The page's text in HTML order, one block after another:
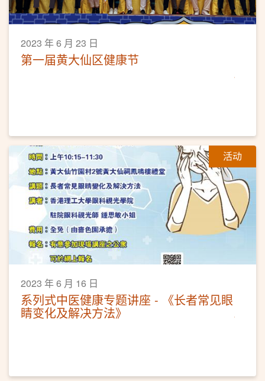
2023 年 6 月 23 日
第一届黄大仙区健康节
活动
2023 年 6 月 16 日
系列式中医健康专题讲座 - 《长者常见眼
睛变化及解决方法》